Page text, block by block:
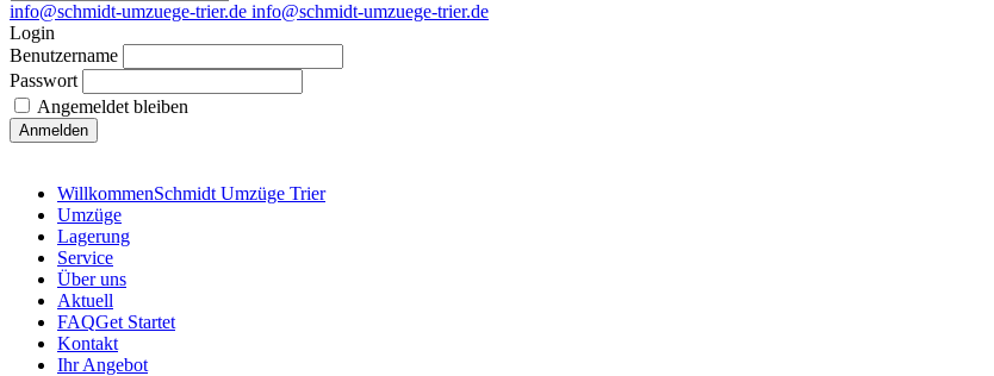
info@schmidt-umzuege-trier.de info@schmidt-umzuege-trier.de
Login
Benutzername
Passwort
Angemeldet bleiben
WillkommenSchmidt Umzüge Trier
Umzüge
Lagerung
Service
Über uns
Aktuell
FAQGet Startet
Kontakt
Ihr Angebot